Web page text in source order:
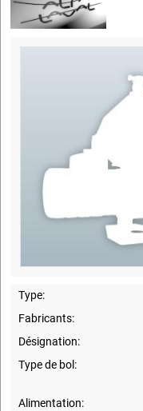
Type:
Fabricants:
Désignation:
Type de bol:
Alimentation: